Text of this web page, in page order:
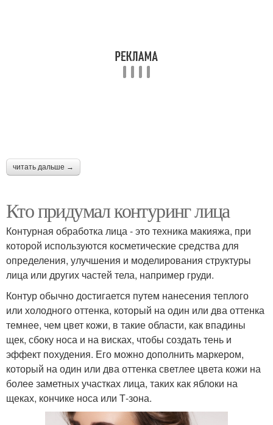
читать дальше →
Кто придумал контуринг лица
Контурная обработка лица - это техника макияжа, при
которой используются косметические средства для
определения, улучшения и моделирования структуры
лица или других частей тела, например груди.
Контур обычно достигается путем нанесения теплого
или холодного оттенка, который на один или два оттенка
темнее, чем цвет кожи, в такие области, как впадины
щек, сбоку носа и на висках, чтобы создать тень и
эффект похудения. Его можно дополнить маркером,
который на один или два оттенка светлее цвета кожи на
более заметных участках лица, таких как яблоки на
щеках, кончике носа или Т-зона.